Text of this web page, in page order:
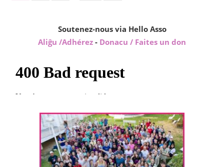
Soutenez-nous via Hello Asso
Aliĝu /Adhérez - Donacu / Faites un don